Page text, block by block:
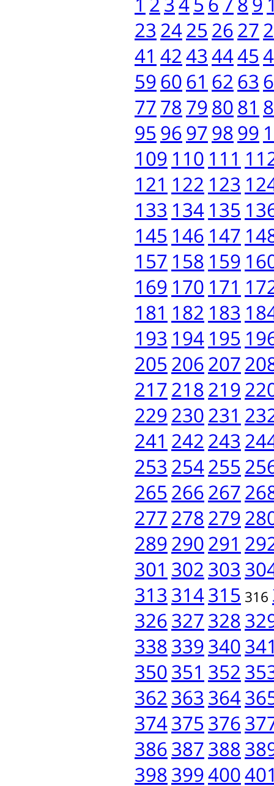
23 2425 2627
41 42434445
596061 6263
7778798081
95 96979899
109 110 111
121 122 123
133 134 135
145 146 147
157 158 159
169 170 171
181 182 183
193 194 195
205 206207
217218219
229230231
241 242243
253 254255
265 266267
277278279
289290291
301 302303
313 314315 316
326327328
338339340
350351 352
362363 364
374375 376
386387388
398399400